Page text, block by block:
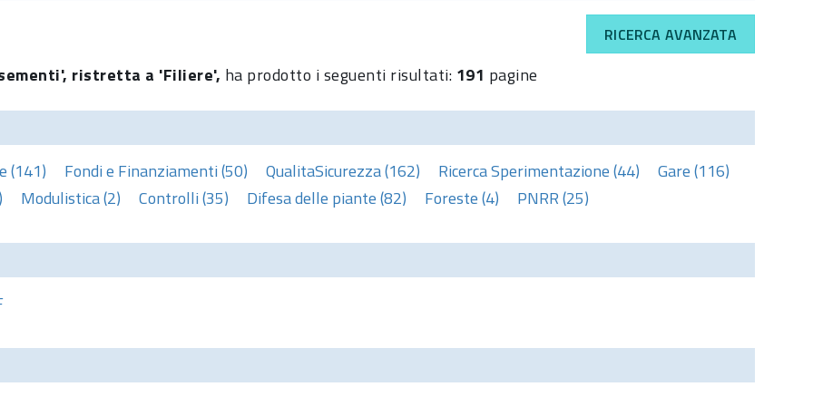
RICERCA AVANZATA
ristretta a 'Filiere', ha prodotto i seguenti risultati: 191 pagine
(141) Fondi e Finanziamenti (50) QualitaSicurezza (162) Ricerca Sperimentazione (44)
Gare (116)
Modulistica (2) Controlli (35) Difesa delle piante (82) Foreste (4) PNRR (25)